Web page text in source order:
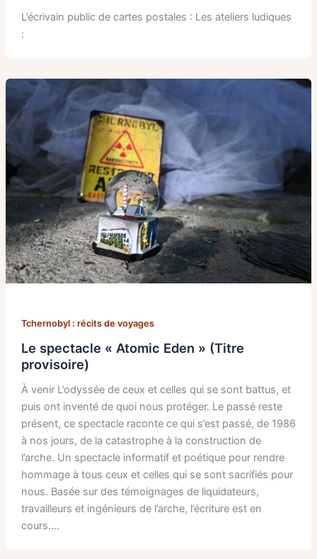
L’écrivain public de cartes postales : Les ateliers ludiques
:
Tchernobyl : récits de voyages
Le spectacle « Atomic Eden » (Titre
provisoire)
À venir L’odyssée de ceux et celles qui se sont battus, et
puis ont inventé de quoi nous protéger. Le passé reste
présent, ce spectacle raconte ce qui s’est passé, de 1986
à nos jours, de la catastrophe à la construction de
l’arche. Un spectacle informatif et poétique pour rendre
hommage à tous ceux et celles qui se sont sacrifiés pour
nous. Basée sur des témoignages de liquidateurs,
travailleurs et ingénieurs de l’arche, l’écriture est en
cours….